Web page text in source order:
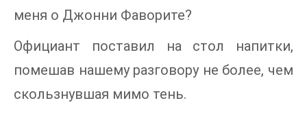
меня о Джонни Фаворите?
Официант поставил на стол напитки,
помешав нашему разговору не более, чем
скользнувшая мимо тень.